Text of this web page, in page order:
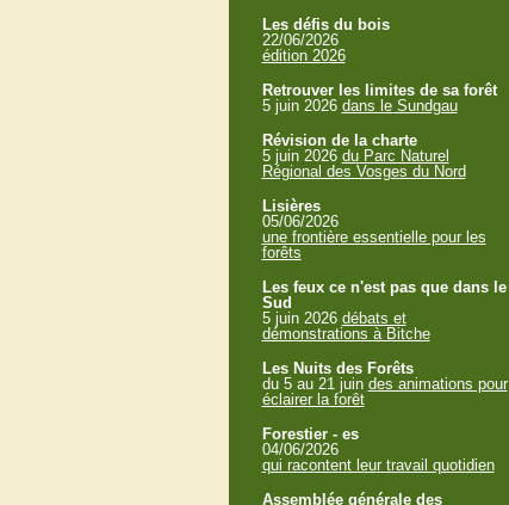
Les défis du bois
22/06/2026
édition 2026
Retrouver les limites de sa forêt
5 juin 2026 dans le Sundgau
Révision de la charte
5 juin 2026 du Parc Naturel
Régional des Vosges du Nord
Lisières
05/06/2026
une frontière essentielle pour les
forêts
Les feux ce n'est pas que dans le
Sud
5 juin 2026 débats et
démonstrations à Bitche
Les Nuits des Forêts
du 5 au 21 juin des animations pour
éclairer la forêt
Forestier - es
04/06/2026
qui racontent leur travail quotidien
Assemblée générale des